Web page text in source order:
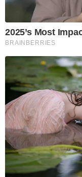
2025’s Most
BRAINBERRIES